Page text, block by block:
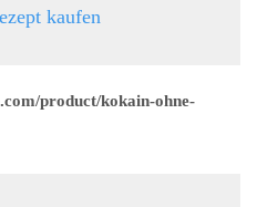
kaufen
product/kokain-ohne-